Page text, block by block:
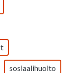
sosiaalihuolto